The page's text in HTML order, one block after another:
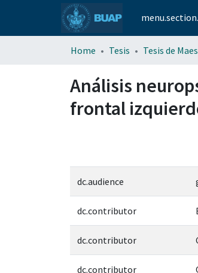
Home Tesis Tesis de
Análisis
frontal
dc.audience
dc.contributor
dc.contributor
dc.contributor